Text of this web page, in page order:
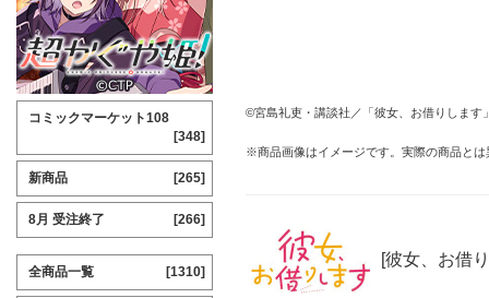
©宮島礼吏・講談社／「彼女、お借りします
※商品画像はイメージです。実際の商品と
[彼女、お借
コミックマーケット108
[348]
新商品 [265]
8月 受注終了 [266]
全商品一覧 [1310]